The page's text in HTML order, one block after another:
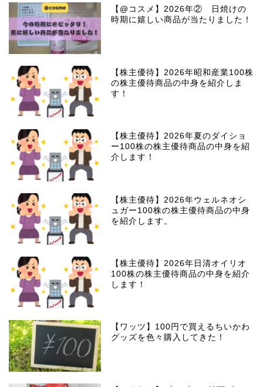
【@コスメ】2026年② 日焼けの
時期に嬉しい商品が当たりました！
【株主優待】2026年昭和産業100株
の株主優待商品の中身を紹介しま
す！
【株主優待】2026年夏のダイショ
ー100株の株主優待商品の中身を紹
介します！
【株主優待】2026年ウェルネオシ
ュガー100株の株主優待商品の中身
を紹介します。
【株主優待】2026年日清オイリオ
100株の株主優待商品の中身を紹介
します！
【ワッツ】100円で買えるちいかわ
グッズを色々購入してきた！